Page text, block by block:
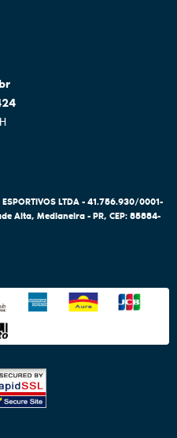
ESPORTIVOS LTDA - 41.756.930/0001-
Alta, Medianeira-PR, CEP: 85884-